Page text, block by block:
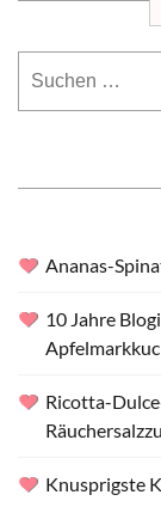
Ananas-
10 Jahre
Ricotta-
Knusprigste